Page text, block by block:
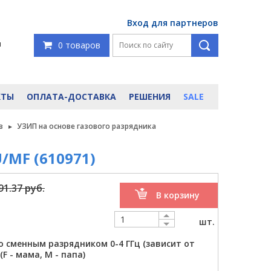
Вход для партнеров
0 товаров
ОПЛАТА-ДОСТАВКА РЕШЕНИЯ SALE
УЗИП на основе газового разрядника
MF (610971)
руб.
В корзину
шт.
сменным разрядником 0-4 ГГц (зависит от
- мама, M - папа)